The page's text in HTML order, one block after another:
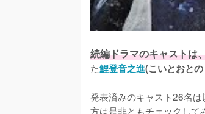
続編ドラマのキャストは
た鯉登音之進(こいとおと
発表済みのキャスト26名
方は是非ともチェックして